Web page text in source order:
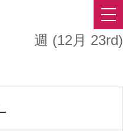
週 (12月 23rd)